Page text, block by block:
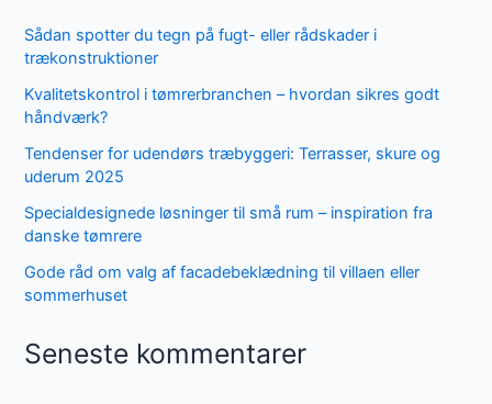
Sådan spotter du tegn på fugt- eller rådskader i
trækonstruktioner
Kvalitetskontrol i tømrerbranchen – hvordan sikres godt
håndværk?
Tendenser for udendørs træbyggeri: Terrasser, skure og
uderum 2025
Specialdesignede løsninger til små rum – inspiration fra
danske tømrere
Gode råd om valg af facadebeklædning til villaen eller
sommerhuset
Seneste kommentarer